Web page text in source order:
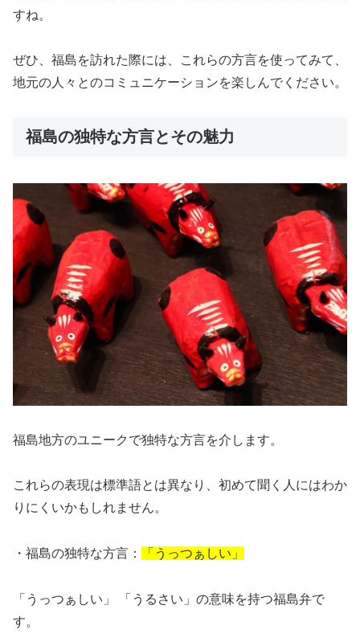
すね。
ぜひ、福島を訪れた際には、これらの方言を使ってみて、
地元の人々とのコミュニケーションを楽しんでください。
福島の独特な方言とその魅力
福島地方のユニークで独特な方言を介します。
これらの表現は標準語とは異なり、初めて聞く人にはわか
りにくいかもしれません。
・福島の独特な方言： 「うっつぁしい」
「うっつぁしい」 「うるさい」の意味を持つ福島弁で
す。